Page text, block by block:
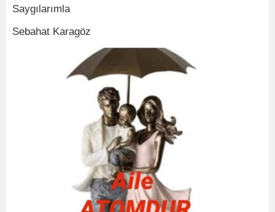
Saygılarımla
Sebahat Karagöz